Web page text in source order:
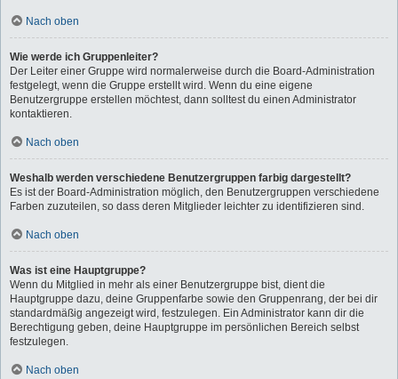
Nach oben
Wie werde ich Gruppenleiter?
Der Leiter einer Gruppe wird normalerweise durch die Board-Administration
festgelegt, wenn die Gruppe erstellt wird. Wenn du eine eigene
Benutzergruppe erstellen möchtest, dann solltest du einen Administrator
kontaktieren.
Nach oben
Weshalb werden verschiedene Benutzergruppen farbig dargestellt?
Es ist der Board-Administration möglich, den Benutzergruppen verschiedene
Farben zuzuteilen, so dass deren Mitglieder leichter zu identifizieren sind.
Nach oben
Was ist eine Hauptgruppe?
Wenn du Mitglied in mehr als einer Benutzergruppe bist, dient die
Hauptgruppe dazu, deine Gruppenfarbe sowie den Gruppenrang, der bei dir
standardmäßig angezeigt wird, festzulegen. Ein Administrator kann dir die
Berechtigung geben, deine Hauptgruppe im persönlichen Bereich selbst
festzulegen.
Nach oben